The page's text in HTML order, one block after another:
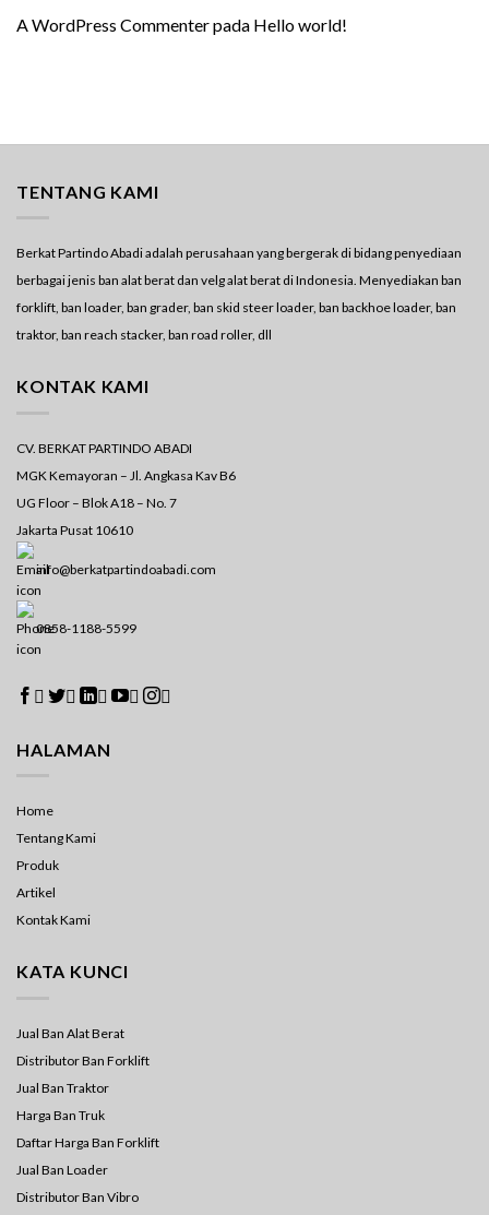
A WordPress Commenterpada Hello world!
TENTANG KAMI
Berkat Partindo Abadi adalah perusahaan yang bergerak di bidang penyediaan
berbagai jenis ban alat berat dan velg alat berat di Indonesia. Menyediakan ban
forklift, ban loader, ban grader, ban skid steer loader, ban backhoe loader, ban
traktor, ban reach stacker, ban road roller, dll
KONTAK KAMI
CV. BERKAT PARTINDO ABADI
MGK Kemayoran – Jl. Angkasa Kav B6
UG Floor – Blok A18 – No. 7
Jakarta Pusat 10610
info@berkatpartindoabadi.com
0858-1188-5599
    
HALAMAN
Home
Tentang Kami
Produk
Artikel
Kontak Kami
KATA KUNCI
Jual Ban Alat Berat
Distributor Ban Forklift
Jual Ban Traktor
Harga Ban Truk
Daftar Harga Ban Forklift
Jual Ban Loader
Distributor Ban Vibro